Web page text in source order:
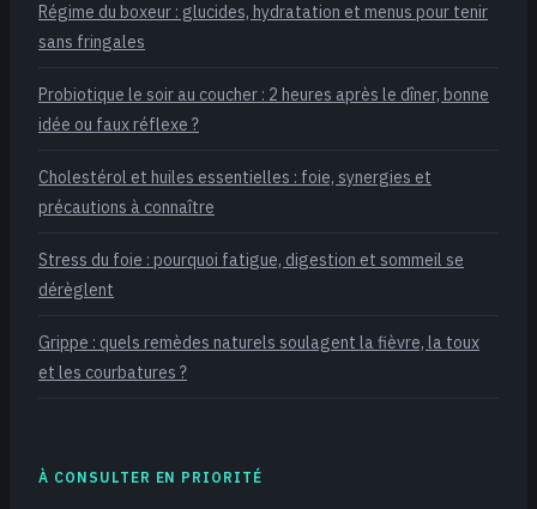
Régime du boxeur : glucides, hydratation et menus pour tenir
sans fringales
Probiotique le soir au coucher : 2 heures après le dîner, bonne
idée ou faux réflexe ?
Cholestérol et huiles essentielles : foie, synergies et
précautions à connaître
Stress du foie : pourquoi fatigue, digestion et sommeil se
dérèglent
Grippe : quels remèdes naturels soulagent la fièvre, la toux
et les courbatures ?
À CONSULTER EN PRIORITÉ